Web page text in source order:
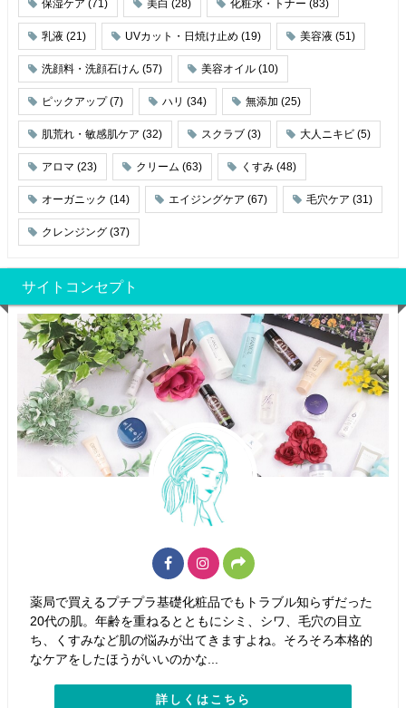
保湿ケア (71) 美白 (28) 化粧水・トナー (83)
乳液 (21) UVカット・日焼け止め (19) 美容液 (51)
洗顔料・洗顔石けん (57) 美容オイル (10)
ピックアップ (7) ハリ (34) 無添加 (25)
肌荒れ・敏感肌ケア (32) スクラブ (3) 大人ニキビ (5)
アロマ (23) クリーム (63) くすみ (48)
オーガニック (14) エイジングケア (67) 毛穴ケア (31)
クレンジング (37)
サイトコンセプト
薬局で買えるプチプラ基礎化粧品でもトラブル知らずだった
20代の肌。年齢を重ねるとともにシミ、シワ、毛穴の目立
ち、くすみなど肌の悩みが出てきますよね。そろそろ本格的
なケアをしたほうがいいのかな...
詳しくはこちら